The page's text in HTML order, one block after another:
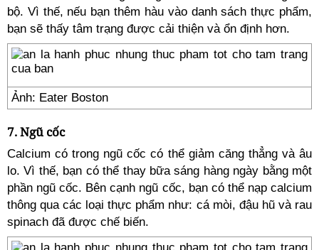
bộ. Vì thế, nếu bạn thêm hàu vào danh sách thực phẩm,
bạn sẽ thấy tâm trạng được cải thiện và ổn định hơn.
Ảnh: Eater Boston
7. Ngũ cốc
Calcium có trong ngũ cốc có thể giảm căng thẳng và âu
lo. Vì thế, bạn có thể thay bữa sáng hàng ngày bằng một
phần ngũ cốc. Bên cạnh ngũ cốc, bạn có thể nạp calcium
thông qua các loại thực phẩm như: cá mòi, đậu hũ và rau
spinach đã được chế biến.